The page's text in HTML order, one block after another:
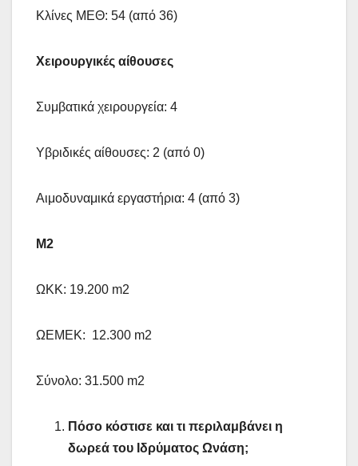
Κλίνες ΜΕΘ: 54 (από 36)
Χειρουργικές αίθουσες
Συμβατικά χειρουργεία: 4
Υβριδικές αίθουσες: 2 (από 0)
Αιμοδυναμικά εργαστήρια: 4 (από 3)
Μ2
ΩΚΚ: 19.200 m2
ΩΕΜΕΚ: 12.300 m2
Σύνολο: 31.500 m2
Πόσο κόστισε και τι περιλαμβάνει η
δωρεά του Ιδρύματος Ωνάση;